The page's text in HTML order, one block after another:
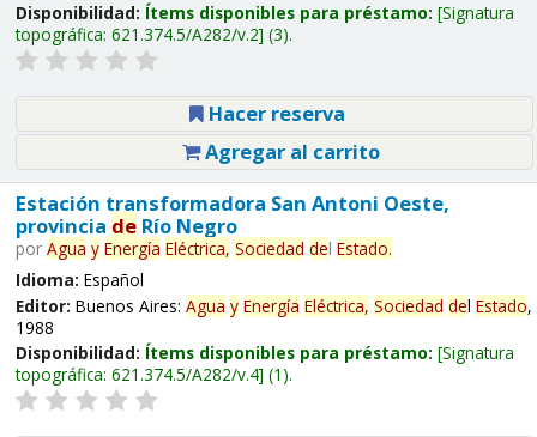
Disponibilidad: Ítems disponibles para préstamo: Signatura
topográfica: 621.374.5/A282/v.2 (3).
Hacer reserva
Agregar al carrito
Estación transformadora San Antoni Oeste,
provincia deRío Negro
por Agua y Energía Eléctrica, Sociedad del Estado.
Idioma: Español
Editor: Buenos Aires: Agua y Energía Eléctrica, Sociedad del Estado,
1988
Disponibilidad: Ítems disponibles para préstamo: Signatura
topográfica: 621.374.5/A282/v.4 (1).